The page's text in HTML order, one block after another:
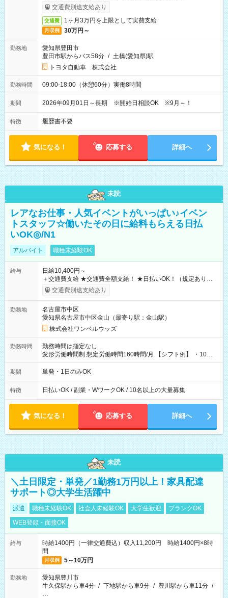
交通費別途支給あり
交通費 1ヶ月3万円を上限として実費支給
月収例 30万円～
勤務地
愛知県豊田市
豊田市駅からバス58分 / 土橋(愛知県)駅
トヨタ自動車 株式会社
勤務時間 09:00-18:00（休憩60分）実働8時間
期間 2026年09月01日～長期 ※開始日相談OK ※9月～！
特徴 履歴書不要
気になる！ 応募する 詳細へ
未読
レアなお仕事・人気イベントがいっぱい♪イベン
トスタッフ☆働いたその日に給料もらえる日払
いOK◎/N1
アルバイト 職種未経験OK
給与
日給10,400円～
＋交通費支給 ★交通費全額支給！ ★日払いOK！（規定あり） ┗
働いたその日に現金GET♪ お仕事後はコンビニATMから 日払
交通費別途支給あり
勤務地
名古屋市中区
愛知県名古屋市中区金山（最寄り駅：金山駅）
株式会社ワンベルウッズ
勤務時間
勤務時間は指定なし
変形労働時間制 想定労働時間160時間/月 【シフト例】 ・10：
00～20：00
期間 単発・1日のみOK
特徴 日払いOK / 副業・WワークOK / 10名以上の大量募集
気になる！ 応募する 詳細へ
未読
＼土日限定・単発／1勤務1万円以上！家具配達
サポート◎大学生活躍中
派遣 職種未経験OK 社会人未経験OK 大学生歓迎
ブランクOK
WEB登録・面接OK
給与
時給1400円（一律交通費込）収入11,200円 時給1400円×8時
間
月収例 5～10万円
勤務地
愛知県豊川市
牛久保駅から車4分 / 下地駅から車9分 / 豊川駅から車11分 /
…